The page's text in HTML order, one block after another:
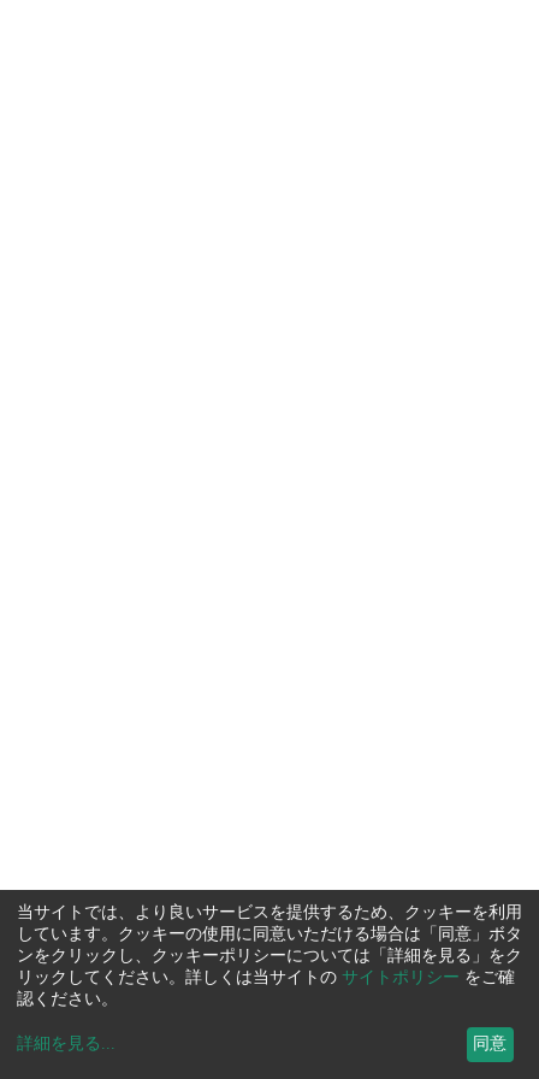
当サイトでは、より良いサービスを提供するため、クッキーを利用
しています。クッキーの使用に同意いただける場合は「同意」ボタ
ンをクリックし、クッキーポリシーについては「詳細を見る」をク
リックしてください。詳しくは当サイトの サイトポリシー をご確
認ください。
詳細を見る ... 同意